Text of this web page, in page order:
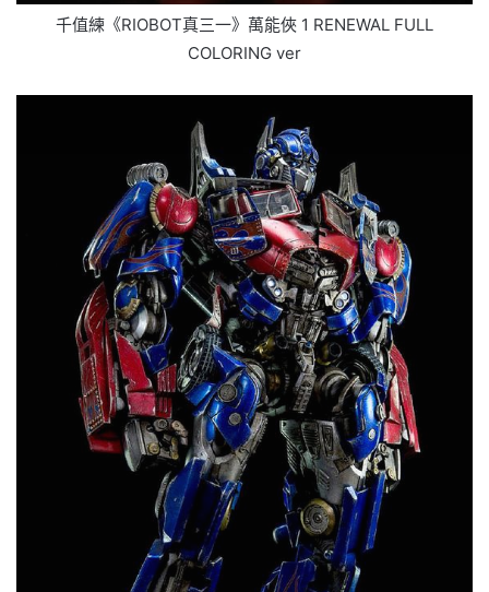
千值練《RIOBOT真三一》萬能俠 1 RENEWAL FULL
COLORING ver